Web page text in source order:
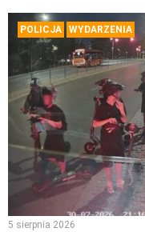
POLICJA WYDARZENIA
5 sierpnia 2026